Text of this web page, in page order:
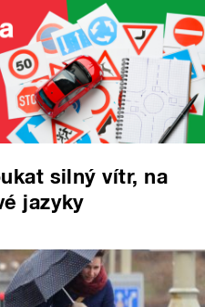
silný vítr, na
jazyky